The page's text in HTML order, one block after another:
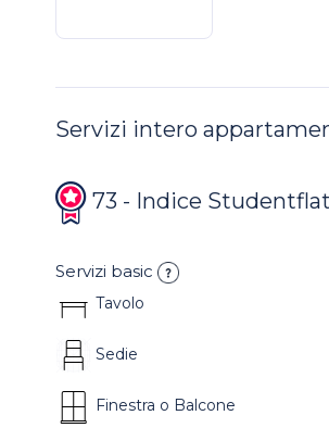
Servizi intero
73 - Indice Studentflat
Servizi basic
Tavolo
Sedie
Finestra o Balcone